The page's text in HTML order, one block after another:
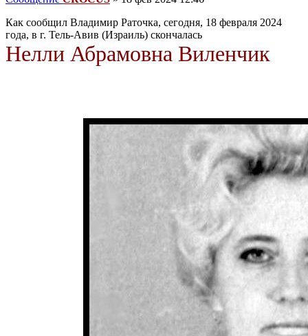
Как сообщил Владимир Раточка, сегодня, 18 февраля 2024
года, в г. Тель-Авив (Израиль) скончалась
Нелли Абрамовна Виленчик